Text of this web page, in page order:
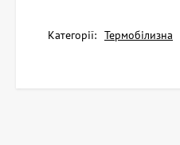
Категорії: Термобілизна